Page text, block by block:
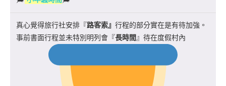
真心覺得旅行社安排『路客索』 行程的部分實在是有待加強。
事前書面行程並未特別明列會『長時間』待在度假村內